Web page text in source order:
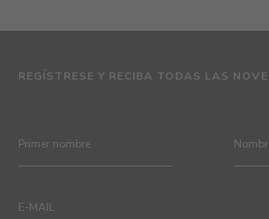
REGÍSTRESE Y RECIBA TODAS LAS